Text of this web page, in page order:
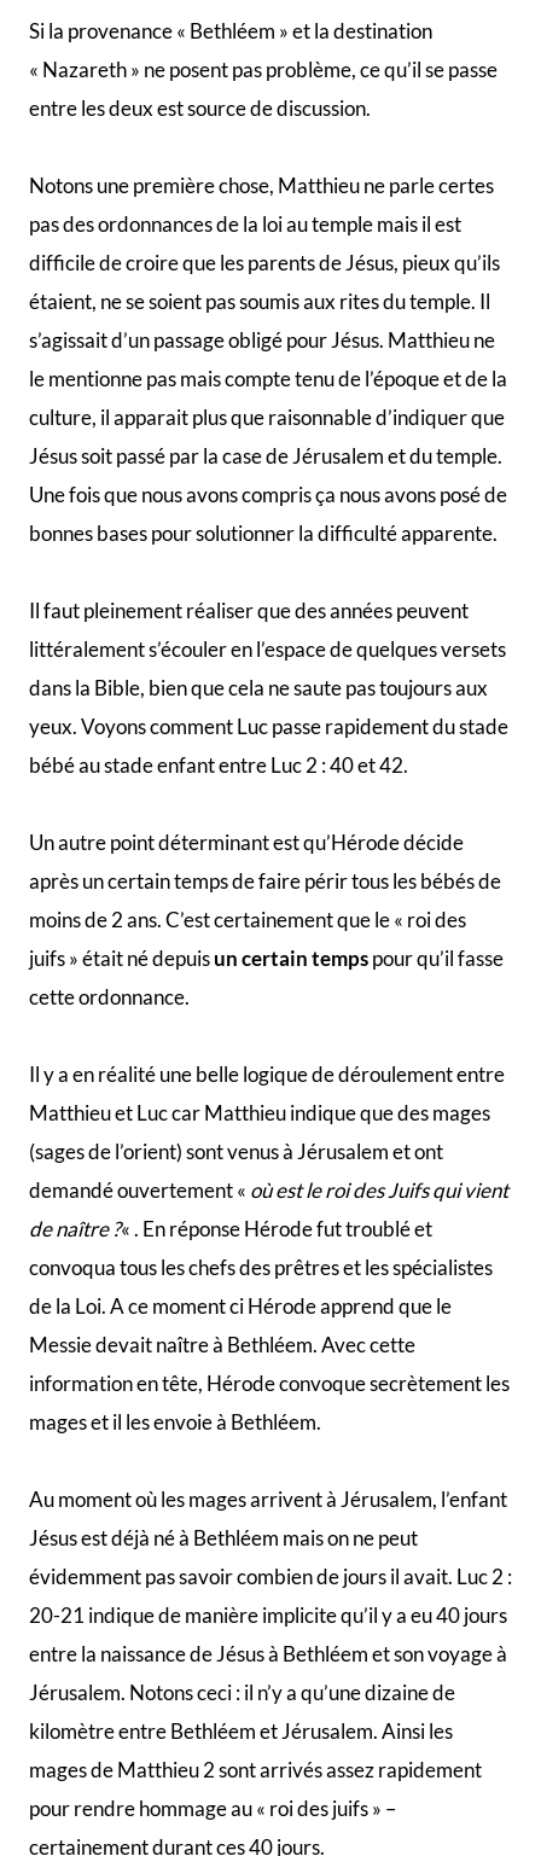
Si la provenance « Bethléem » et la destination
« Nazareth » ne posent pas problème, ce qu’il se passe
entre les deux est source de discussion.
Notons une première chose, Matthieu ne parle certes
pas des ordonnances de la loi au temple mais il est
difficile de croire que les parents de Jésus, pieux qu’ils
étaient, ne se soient pas soumis aux rites du temple. Il
s’agissait d’un passage obligé pour Jésus. Matthieu ne
le mentionne pas mais compte tenu de l’époque et de la
culture, il apparait plus que raisonnable d’indiquer que
Jésus soit passé par la case de Jérusalem et du temple.
Une fois que nous avons compris ça nous avons posé de
bonnes bases pour solutionner la difficulté apparente.
Il faut pleinement réaliser que des années peuvent
littéralement s’écouler en l’espace de quelques versets
dans la Bible, bien que cela ne saute pas toujours aux
yeux. Voyons comment Luc passe rapidement du stade
bébé au stade enfant entre Luc 2 : 40 et 42.
Un autre point déterminant est qu’Hérode décide
après un certain temps de faire périr tous les bébés de
moins de 2 ans. C’est certainement que le « roi des
juifs » était né depuisun certain tempspour qu’il fasse
cette ordonnance.
Il y a en réalité une belle logique de déroulement entre
Matthieu et Luc car Matthieu indique que des mages
(sages de l’orient) sont venus à Jérusalem et ont
demandé ouvertement « où est le roi des Juifs qui vient
de naître ?« . En réponse Hérode fut troublé et
convoqua tous les chefs des prêtres et les spécialistes
de la Loi. A ce moment ci Hérode apprend que le
Messie devait naître à Bethléem. Avec cette
information en tête, Hérode convoque secrètement les
mages et il les envoie à Bethléem.
Au moment où les mages arrivent à Jérusalem, l’enfant
Jésus est déjà né à Bethléem mais on ne peut
évidemment pas savoir combien de jours il avait. Luc 2 :
20-21 indique de manière implicite qu’il y a eu 40 jours
entre la naissance de Jésus à Bethléem et son voyage à
Jérusalem. Notons ceci : il n’y a qu’une dizaine de
kilomètre entre Bethléem et Jérusalem. Ainsi les
mages de Matthieu 2 sont arrivés assez rapidement
pour rendre hommage au « roi des juifs » –
certainement durant ces 40 jours.